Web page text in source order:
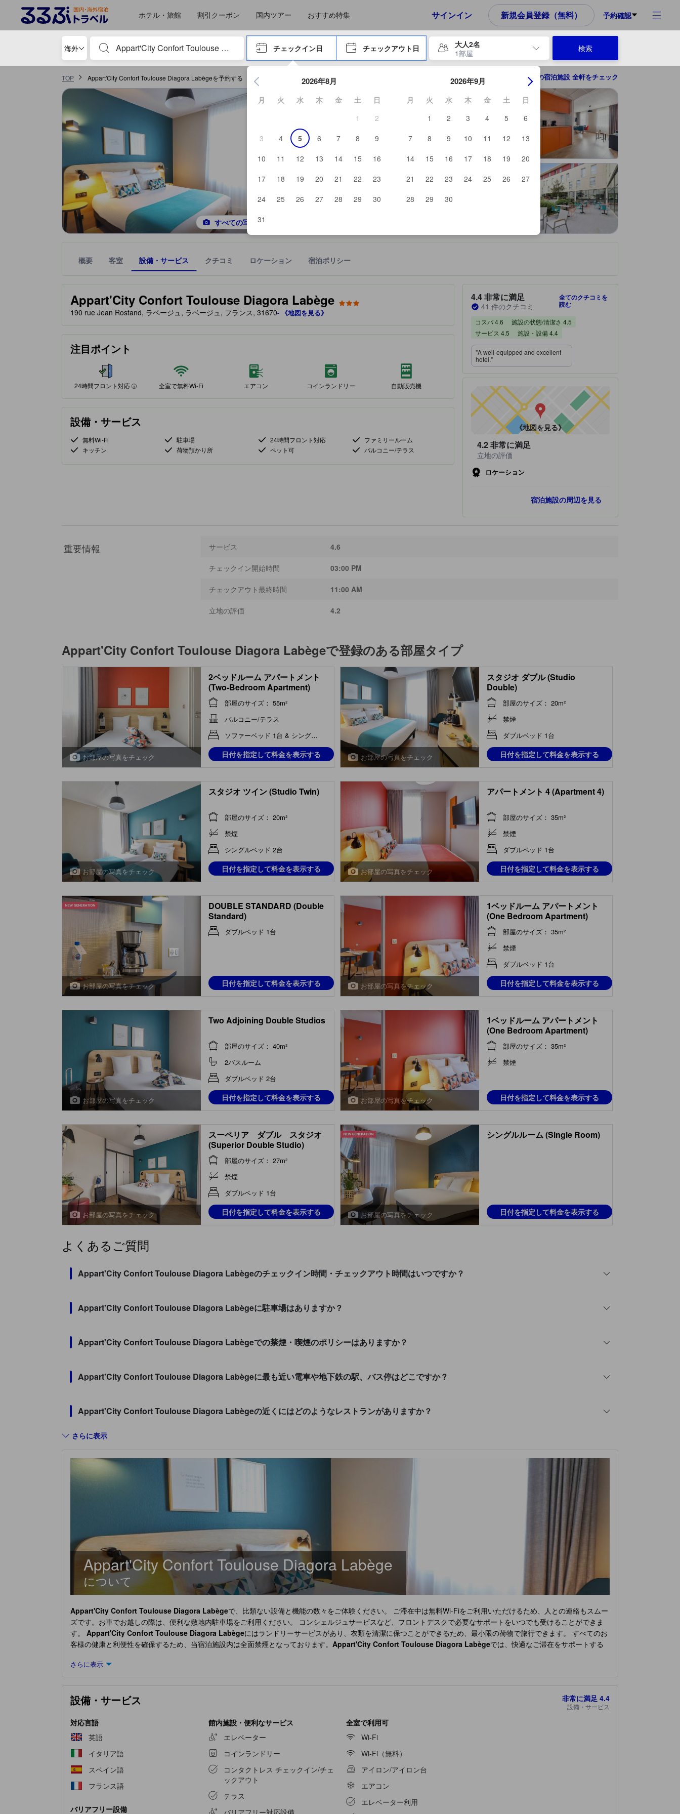
ホテル・旅館 割引クーポン 国内ツアー おすすめ特集 サインイン 新規会員登録（無料） 予約確認
海外
宿泊施設名やキーワードを入力し、矢印キーやタブキーで進み、エンターキーを押して内容を確定して、検索します。
チェックイン日 チェックアウト日
大人2名
1部屋
エンターキーを押して日付選択画面の操作を開始します。方向キーを使用して、チェックイン日とチェックアウト日を移動します。
2026年8月
月 火 水 木 金 土
日
1
2
3
4 5 6 7 8
9
10
11 12 13 14 15
16
17
18 19 20 21 22
23
24
25 26 27 28 29
30
31
2026年9月
月 火 水 木 金 土
日
1
2 3 4 5
6
7
8 9 10 11 12
13
14
15 16 17 18 19
20
21
22 23 24 25 26
27
28
29 30
検索
TOP Appart'City Confort Toulouse Diagora Labègeを予約する ラベージュの宿泊施設 全軒をチェック
すべての写真を見る
概要 客室 設備・サービス クチコミ ロケーション 宿泊ポリシー
Appart'City Confort Toulouse Diagora Labège
星評価、最高5の内3
tooltip
星評価は、提携サイトから受け取った情報であり、宿泊施設に備わっていると予測される快適さや客室のレベルを示すものです。
190 rue Jean Rostand, ラベージュ, ラベージュ, フランス, 31670- 《地図を見る》
注目ポイント
24時間フロント対応
24時間フロント対応
全室で無料Wi-Fi エアコン コインランドリー 自動販売機
設備・サービス
無料Wi-Fi 駐車場 24時間フロント対応
ファミリールーム
キッチン
荷物預かり所 ペット可 バルコニー/テラス
宿泊施設のクチコミスコア：4.4 / 5 非常に満足 41 件のクチコミ
4.4非常に満足
41 件のクチコミ
全てのクチコミを
読む
コスパ 4.6
施設の状態/清潔さ 4.5
サービス 4.5
施設・設備 4.4
"A well-equipped and excellent
hotel."
《地図を見る》
4.2非常に満足
立地の評価
ロケーション
宿泊施設の周辺を見る
重要情報 サービス 4.6
チェックイン開始時間 03:00 PM
チェックアウト最終時間 11:00 AM
立地の評価 4.2
Appart'City Confort Toulouse Diagora Labègeで登録のある部屋タイプ
お部屋の写真をチェック
2ベッドルーム アパートメント
(Two-Bedroom Apartment)
部屋のサイズ： 55m²
バルコニー/テラス
ソファーベッド 1台 & シングルベッド 2台 & ダ...
日付を指定して料金を表示する お部屋の写真をチェック
スタジオ ダブル (Studio
Double)
部屋のサイズ： 20m²
禁煙
ダブルベッド 1台
日付を指定して料金を表示する
お部屋の写真をチェック
スタジオ ツイン (Studio Twin)
部屋のサイズ： 20m²
禁煙
シングルベッド 2台
日付を指定して料金を表示する お部屋の写真をチェック
アパートメント 4 (Apartment 4)
部屋のサイズ： 35m²
禁煙
ダブルベッド 1台
日付を指定して料金を表示する
お部屋の写真をチェック
DOUBLE STANDARD (Double
Standard)
ダブルベッド 1台
日付を指定して料金を表示する お部屋の写真をチェック
1ベッドルーム アパートメント
(One Bedroom Apartment)
部屋のサイズ： 35m²
禁煙
ダブルベッド 1台
日付を指定して料金を表示する
お部屋の写真をチェック
Two Adjoining Double Studios
部屋のサイズ： 40m²
2バスルーム
ダブルベッド 2台
日付を指定して料金を表示する お部屋の写真をチェック
1ベッドルーム アパートメント
(One Bedroom Apartment)
部屋のサイズ： 35m²
禁煙
日付を指定して料金を表示する
お部屋の写真をチェック
スーペリア ダブル スタジオ
(Superior Double Studio)
部屋のサイズ： 27m²
禁煙
ダブルベッド 1台
日付を指定して料金を表示する お部屋の写真をチェック
シングルルーム (Single Room)
日付を指定して料金を表示する
よくあるご質問
Appart'City Confort Toulouse Diagora Labègeのチェックイン時間・チェックアウト時間はいつですか？
Appart'City Confort Toulouse Diagora Labègeに駐車場はありますか？
Appart'City Confort Toulouse Diagora Labègeでの禁煙・喫煙のポリシーはありますか？
Appart'City Confort Toulouse Diagora Labègeに最も近い電車や地下鉄の駅、バス停はどこですか？
Appart'City Confort Toulouse Diagora Labègeの近くにはどのようなレストランがありますか？
さらに表示
Appart'City Confort Toulouse Diagora Labège
について
Appart'City Confort Toulouse Diagora Labègeで、比類ない設備と機能の数々をご体験ください。 ご滞在中は無料Wi-Fiをご利用いただけるため、人との連絡もスムー
ズです。お車でお越しの際は、便利な敷地内駐車場をご利用ください。 コンシェルジュサービスなど、フロントデスクで必要なサポートをいつでも受けることができま
す。 Appart'City Confort Toulouse Diagora Labègeにはランドリーサービスがあり、衣類を清潔に保つことができるため、最小限の荷物で旅行できます。 すべてのお
客様の健康と利便性を確保するため、当宿泊施設内は全面禁煙となっております。 Appart'City Confort Toulouse Diagora Labègeでは、快適なご滞在をサポートする
Appart'City Confort Toulouse Diagora Labège
Appart'City Confort Toulouse Diagora Labège
Appart'City Confort
さらに表示
設備・サービス 非常に満足 4.4
設備・サービス
対応言語
英語
イタリア語
スペイン語
フランス語
バリアフリー設備
館内施設・便利なサービス
エレベーター
コインランドリー
コンタクトレス チェックイン/チェ
ックアウト
テラス
全室で利用可
Wi-Fi
Wi-Fi（無料）
アイロン/アイロン台
エアコン
エレベーター利用
るるぶトラベルに掲載されているクチコミは実際に予約をし、宿泊を終えたゲストから提供されています。実際の経験に基づいた内容であるため、これから宿泊選びをされるユーザーにとっても参考となる信頼で